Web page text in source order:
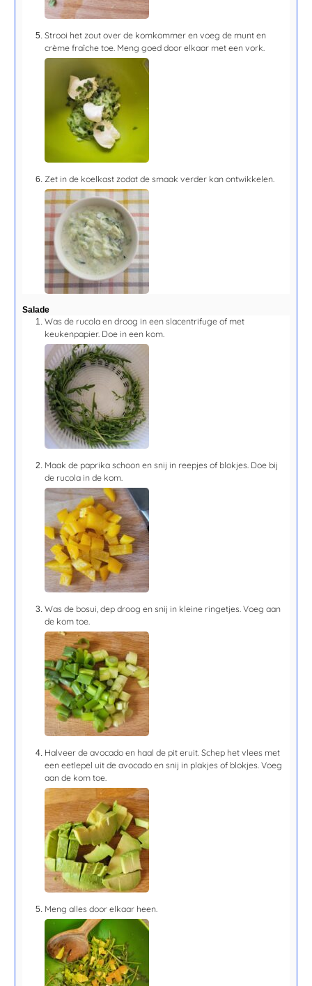
Strooi het zout over de komkommer en voeg de munt en
crème fraîche toe. Meng goed door elkaar met een vork.
Zet in de koelkast zodat de smaak verder kan ontwikkelen.
Salade
Was de rucola en droog in een slacentrifuge of met
keukenpapier. Doe in een kom.
Maak de paprika schoon en snij in reepjes of blokjes. Doe bij
de rucola in de kom.
Was de bosui, dep droog en snij in kleine ringetjes. Voeg aan
de kom toe.
Halveer de avocado en haal de pit eruit. Schep het vlees met
een eetlepel uit de avocado en snij in plakjes of blokjes. Voeg
aan de kom toe.
Meng alles door elkaar heen.